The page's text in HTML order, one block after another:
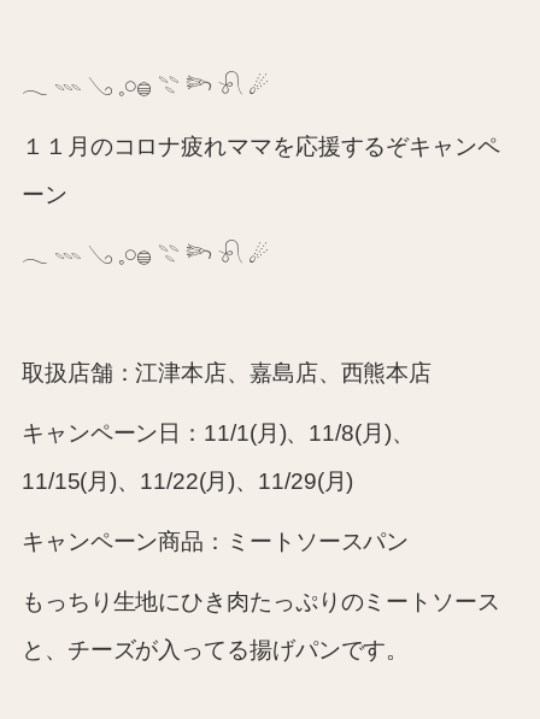
𓂃 𓇠 𓂅 𓈒𓏸𓐍 𓇢 𓆸 𓍯 ☄︎
１１月のコロナ疲れママを応援するぞキャンペ
ーン
𓂃 𓇠 𓂅 𓈒𓏸𓐍 𓇢 𓆸 𓍯 ☄︎
取扱店舗：江津本店、嘉島店、西熊本店
キャンペーン日：11/1(月)、11/8(月)、
11/15(月)、11/22(月)、11/29(月)
キャンペーン商品：ミートソースパン
もっちり生地にひき肉たっぷりのミートソース
と、チーズが入ってる揚げパンです。